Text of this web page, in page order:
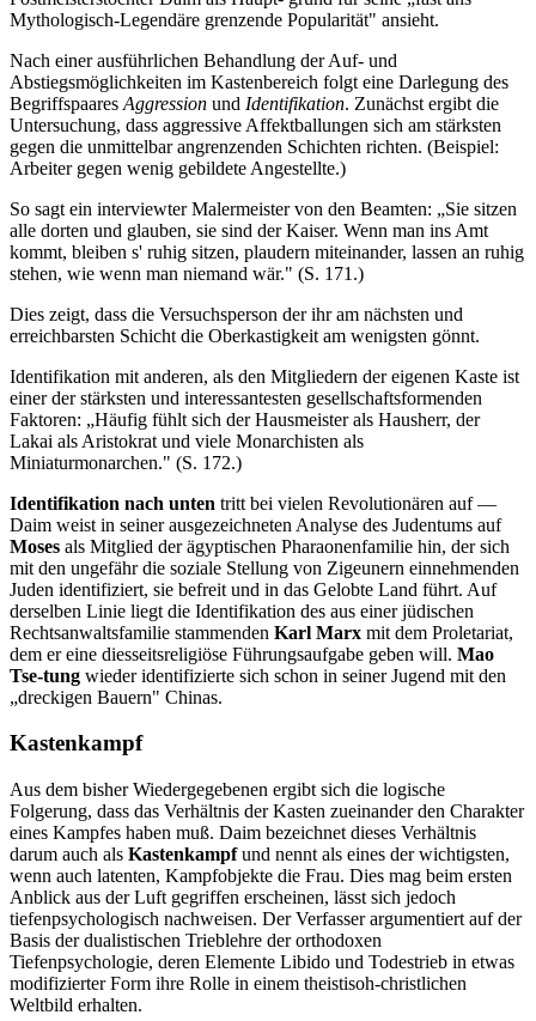
Mythologisch-Legendäre grenzende Popularität" ansieht.
Nach einer ausführlichen Behandlung der Auf- und
Abstiegsmöglichkeiten im Kastenbereich folgt eine Darlegung des
Begriffspaares Aggression und Identifikation. Zunächst ergibt die
Untersuchung, dass aggressive Affektballungen sich am stärksten
gegen die unmittelbar angrenzenden Schichten richten. (Beispiel:
Arbeiter gegen wenig gebildete Angestellte.)
So sagt ein interviewter Malermeister von den Beamten: „Sie sitzen
alle dorten und glauben, sie sind der Kaiser. Wenn man ins Amt
kommt, bleiben s' ruhig sitzen, plaudern miteinander, lassen an ruhig
stehen, wie wenn man niemand wär." (S. 171.)
Dies zeigt, dass die Versuchsperson der ihr am nächsten und
erreichbarsten Schicht die Oberkastigkeit am wenigsten gönnt.
Identifikation mit anderen, als den Mitgliedern der eigenen Kaste ist
einer der stärksten und interessantesten gesellschaftsformenden
Faktoren: „Häufig fühlt sich der Hausmeister als Hausherr, der
Lakai als Aristokrat und viele Monarchisten als
Miniaturmonarchen." (S. 172.)
Identifikation nach unten tritt bei vielen Revolutionären auf —
Daim weist in seiner ausgezeichneten Analyse des Judentums auf
Moses als Mitglied der ägyptischen Pharaonenfamilie hin, der sich
mit den ungefähr die soziale Stellung von Zigeunern einnehmenden
Juden identifiziert, sie befreit und in das Gelobte Land führt. Auf
derselben Linie liegt die Identifikation des aus einer jüdischen
Rechtsanwaltsfamilie stammenden Karl Marx mit dem Proletariat,
dem er eine diesseitsreligiöse Führungsaufgabe geben will. Mao
Tse-tung wieder identifizierte sich schon in seiner Jugend mit den
„dreckigen Bauern" Chinas.
Kastenkampf
Aus dem bisher Wiedergegebenen ergibt sich die logische
Folgerung, dass das Verhältnis der Kasten zueinander den Charakter
eines Kampfes haben muß. Daim bezeichnet dieses Verhältnis
darum auch als Kastenkampfund nennt als eines der wichtigsten,
wenn auch latenten, Kampfobjekte die Frau. Dies mag beim ersten
Anblick aus der Luft gegriffen erscheinen, lässt sich jedoch
tiefenpsychologisch nachweisen. Der Verfasser argumentiert auf der
Basis der dualistischen Trieblehre der orthodoxen
Tiefenpsychologie, deren Elemente Libido und Todestrieb in etwas
modifizierter Form ihre Rolle in einem theistisoh-christlichen
Weltbild erhalten.